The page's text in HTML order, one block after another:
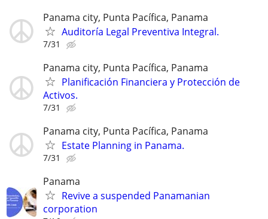
Panama city, Punta Pacífica, Panama
Auditoría Legal Preventiva Integral.
7/31
Panama city, Punta Pacífica, Panama
Planificación Financiera y Protección de
Activos.
7/31
Panama city, Punta Pacífica, Panama
Estate Planning in Panama.
7/31
Panama
Revive a suspended Panamanian
corporation